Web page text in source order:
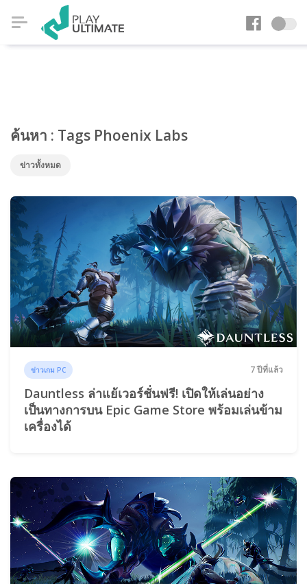
ค้นหา : Tags Phoenix Labs
ข่าวทั้งหมด
ข่าวเกม PC 7 ปีที่แล้ว
Dauntless ล่าแย้เวอร์ชั่นฟรี! เปิดให้เล่นอย่าง
เป็นทางการบน Epic Game Store พร้อมเล่นข้าม
เครื่องได้